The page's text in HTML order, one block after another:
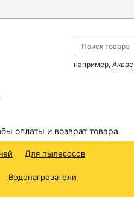
например,
оплаты и возврат товара
Для пылесосов
Водонагреватели